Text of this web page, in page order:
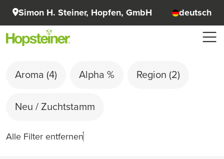
Simon H. Steiner, Hopfen, GmbH deutsch
Aroma (4) Alpha % Region (2)
Neu / Zuchtstamm
Alle Filter entfernen